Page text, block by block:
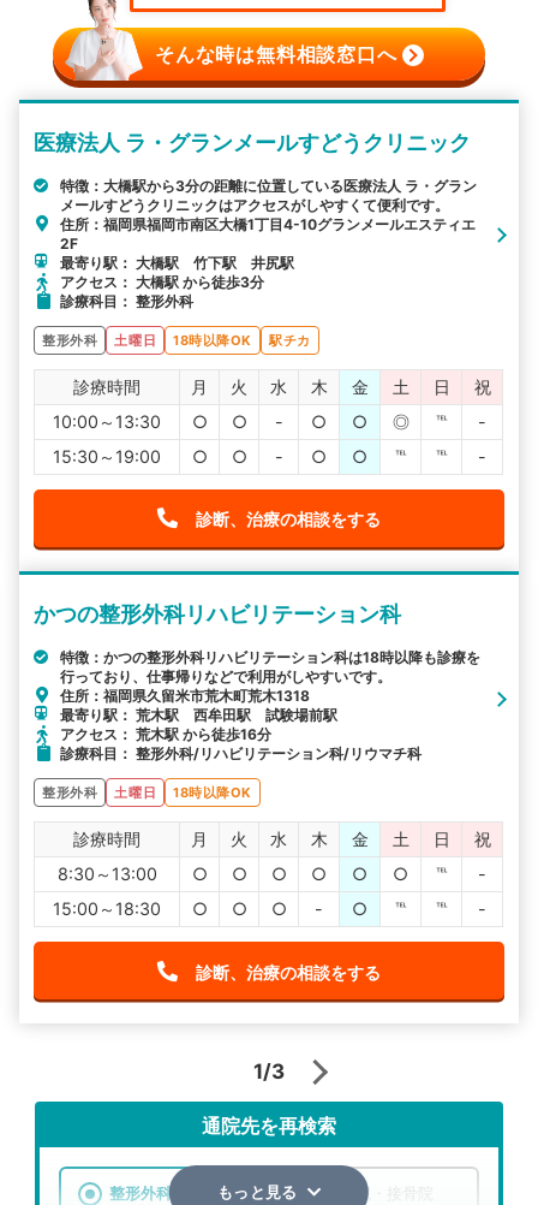
そんな時は無料相談窓口へ
医療法人 ラ・グランメールすどうクリニック
特徴：大橋駅から3分の距離に位置している医療法人 ラ・グラン
メールすどうクリニックはアクセスがしやすくて便利です。
住所：福岡県福岡市南区大橋1丁目4-10グランメールエスティエ
2F
最寄り駅： 大橋駅 竹下駅 井尻駅
アクセス： 大橋駅 から徒歩3分
診療科目： 整形外科
整形外科 土曜日 18時以降OK 駅チカ
診療時間 月 火 水 木 金 土 日
祝
10:00～13:30
○ ○ - ○ ○ ◎ ℡
-
15:30～19:00
○ ○ - ○ ○ ℡ ℡ -
診断、治療の相談をする
かつの整形外科リハビリテーション科
特徴：かつの整形外科リハビリテーション科は18時以降も診療を
行っており、仕事帰りなどで利用がしやすいです。
住所：福岡県久留米市荒木町荒木1318
最寄り駅： 荒木駅 西牟田駅 試験場前駅
アクセス： 荒木駅 から徒歩16分
診療科目： 整形外科/リハビリテーション科/リウマチ科
整形外科 土曜日 18時以降OK
診療時間 月 火 水 木 金 土 日
祝
8:30～13:00
○ ○ ○ ○ ○ ○ ℡
-
15:00～18:30
○ ○ ○ - ○ ℡ ℡ -
診断、治療の相談をする
1/3
通院先を再検索
整形外科 整骨院・接骨院
もっと見る